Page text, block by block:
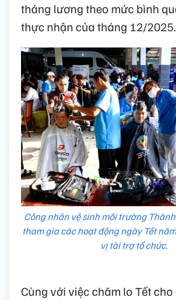
tháng lương theo mức bình
thực nhận của tháng 12/2025.
Công nhân vệ sinh môi trường
tham gia các hoạt động ngày Tết
vị tài trợ tổ chức.
Cùng với việc chăm lo Tết